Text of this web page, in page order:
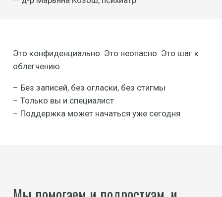
Это конфиденциально. Это неопасно. Это шаг к
облегчению
– Без записей, без огласки, без стигмы
– Только вы и специалист
– Поддержка может начаться уже сегодня